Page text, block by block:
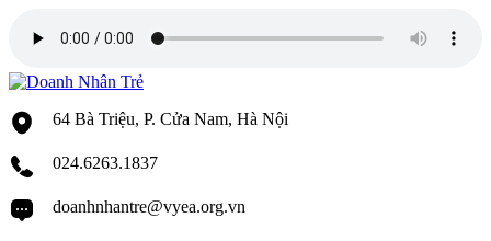
64 Bà Triệu, P. Cửa Nam, Hà Nội
024.6263.1837
doanhnhantre@vyea.org.vn